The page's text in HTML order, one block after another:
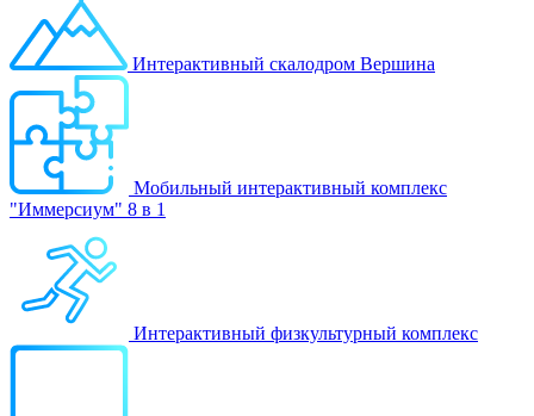
Интерактивный скалодром Вершина
Мобильный интерактивный комплекс
"Иммерсиум" 8 в 1
Интерактивный физкультурный комплекс